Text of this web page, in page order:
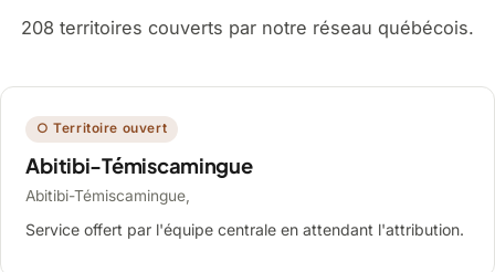
208 territoires couverts par notre réseau québécois.
○ Territoire ouvert
Abitibi-Témiscamingue
Abitibi-Témiscamingue,
Service offert par l'équipe centrale en attendant l'attribution.